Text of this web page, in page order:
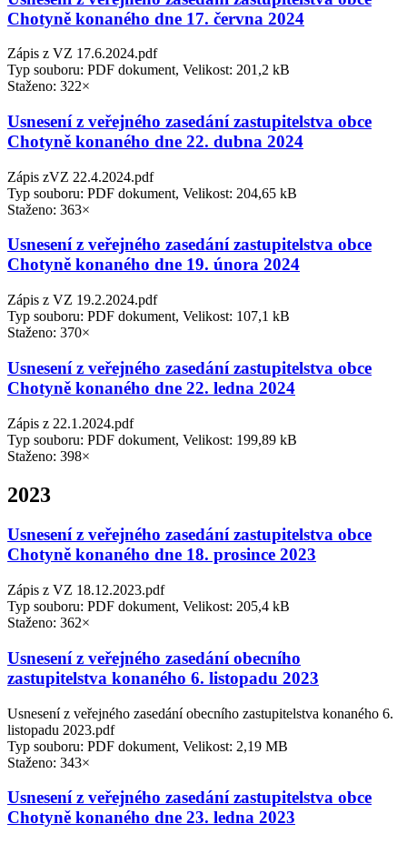
Chotyně konaného dne 17. června 2024
Zápis z VZ 17.6.2024.pdf
Typ souboru: PDF dokument, Velikost: 201,2 kB
Staženo: 322×
Usnesení z veřejného zasedání zastupitelstva obce
Chotyně konaného dne 22. dubna 2024
Zápis zVZ 22.4.2024.pdf
Typ souboru: PDF dokument, Velikost: 204,65 kB
Staženo: 363×
Usnesení z veřejného zasedání zastupitelstva obce
Chotyně konaného dne 19. února 2024
Zápis z VZ 19.2.2024.pdf
Typ souboru: PDF dokument, Velikost: 107,1 kB
Staženo: 370×
Usnesení z veřejného zasedání zastupitelstva obce
Chotyně konaného dne 22. ledna 2024
Zápis z 22.1.2024.pdf
Typ souboru: PDF dokument, Velikost: 199,89 kB
Staženo: 398×
2023
Usnesení z veřejného zasedání zastupitelstva obce
Chotyně konaného dne 18. prosince 2023
Zápis z VZ 18.12.2023.pdf
Typ souboru: PDF dokument, Velikost: 205,4 kB
Staženo: 362×
Usnesení z veřejného zasedání obecního
zastupitelstva konaného 6. listopadu 2023
Usnesení z veřejného zasedání obecního zastupitelstva konaného 6.
listopadu 2023.pdf
Typ souboru: PDF dokument, Velikost: 2,19 MB
Staženo: 343×
Usnesení z veřejného zasedání zastupitelstva obce
Chotyně konaného dne 23. ledna 2023